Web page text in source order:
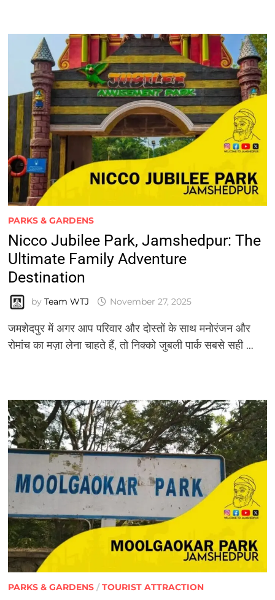
PARKS & GARDENS
Nicco Jubilee Park, Jamshedpur: The
Ultimate Family Adventure
Destination
by Team WTJ November 27, 2025
जमशेदपुर में अगर आप परिवार और दोस्तों के साथ मनोरंजन और
रोमांच का मज़ा लेना चाहते हैं, तो निक्को जुबली पार्क सबसे सही …
PARKS & GARDENS/TOURIST ATTRACTION